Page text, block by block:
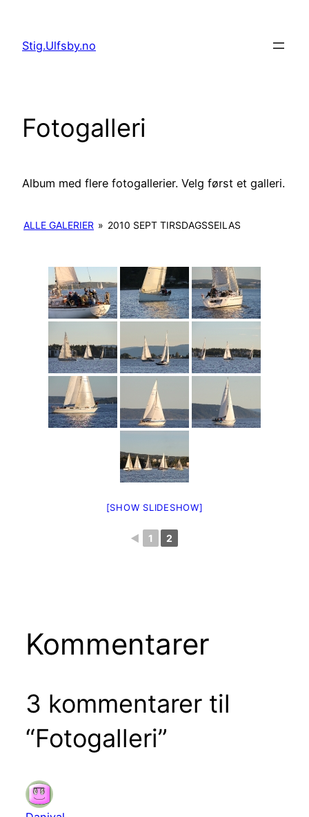
innhold
Stig.Ulfsby.no
Fotogalleri
Album med flere fotogallerier. Velg først et galleri.
ALLE GALERIER » 2010 SEPT TIRSDAGSSEILAS
[SHOW SLIDESHOW]
◄ 1 2
Kommentarer
3 kommentarer til
“Fotogalleri”